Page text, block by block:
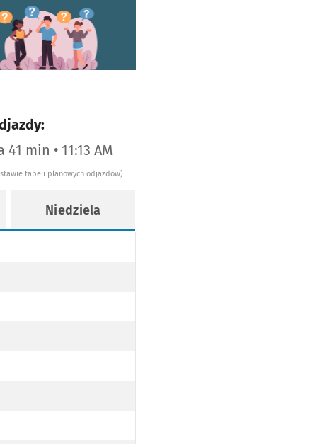
się w nowej karcie
41 min • 11:13 AM
tabeli planowych odjazdów)
Niedziela